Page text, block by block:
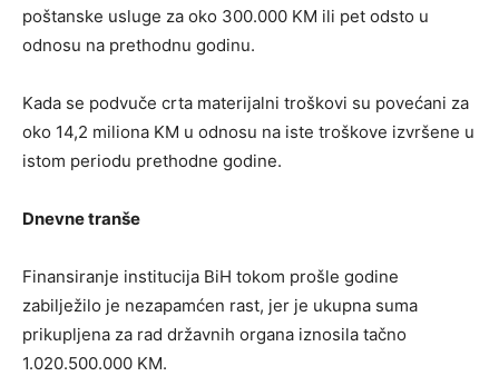
poštanske usluge za oko 300.000 KM ili pet odsto u
odnosu na prethodnu godinu.
Kada se podvuče crta materijalni troškovi su povećani za
oko 14,2 miliona KM u odnosu na iste troškove izvršene u
istom periodu prethodne godine.
Dnevne tranše
Finansiranje institucija BiH tokom prošle godine
zabilježilo je nezapamćen rast, jer je ukupna suma
prikupljena za rad državnih organa iznosila tačno
1.020.500.000 KM.